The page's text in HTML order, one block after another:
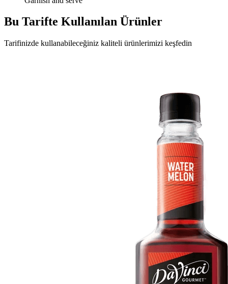
Bu Tarifte Kullanılan Ürünler
Tarifinizde kullanabileceğiniz kaliteli ürünlerimizi keşfedin